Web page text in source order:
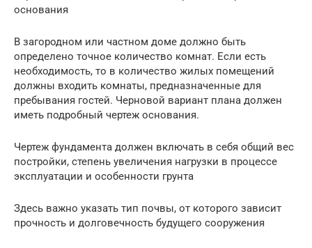
основания
В загородном или частном доме должно быть
определено точное количество комнат. Если есть
необходимость, то в количество жилых помещений
должны входить комнаты, предназначенные для
пребывания гостей. Черновой вариант плана должен
иметь подробный чертеж основания.
Чертеж фундамента должен включать в себя общий вес
постройки, степень увеличения нагрузки в процессе
эксплуатации и особенности грунта
Здесь важно указать тип почвы, от которого зависит
прочность и долговечность будущего сооружения